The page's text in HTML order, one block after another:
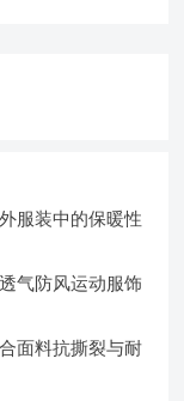
服装中的保暖性
气防风运动服饰
面料抗撕裂与耐